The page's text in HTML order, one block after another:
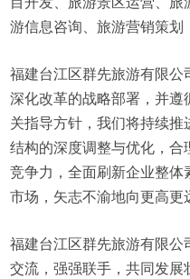
游信息咨询、旅游营销策划
福建台江区群先旅游有限公
深化改革的战略部署，并遵
关指导方针，我们将持续
结构的深度调整与优化，
竞争力，全面刷新企业整体
市场，矢志不渝地向更高更
福建台江区群先旅游有限
交流，强强联手，共同发展